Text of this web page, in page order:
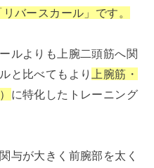
バースカール」です。
ルよりも上腕二頭筋へ関
と比べてもより
上腕筋・
に特化したトレーニング
与が大きく前腕部を太く